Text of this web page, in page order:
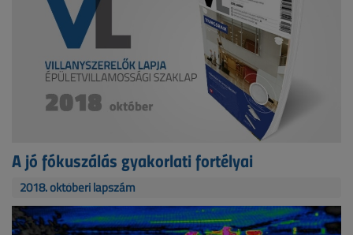
A jó fókuszálás gyakorlati fortélyai
2018. októberi lapszám